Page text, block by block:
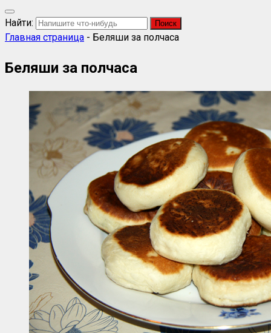
Найти:
Главная страница - Беляши за полчаса
Беляши за полчаса